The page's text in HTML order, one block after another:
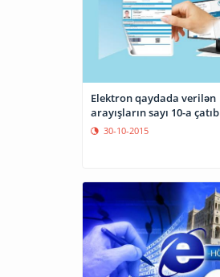
Elektron qaydada verilən
arayışların sayı 10-a çatıb
30-10-2015